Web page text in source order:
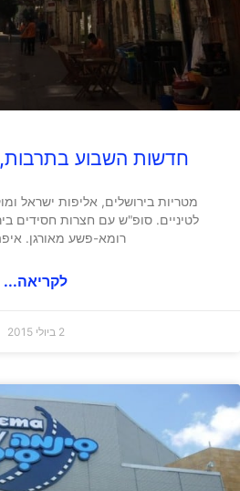
חדשות השבוע בתרבות,
מטריות בירושלים, אליפות ישראל
לטיניים. סופ"ש עם חצרות חסידים
רומא-פשע מאורגן.
לקריאה...
2 ביולי 2015